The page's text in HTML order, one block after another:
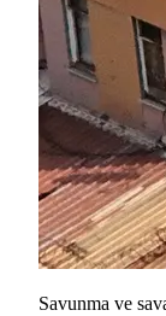
Savunma ve